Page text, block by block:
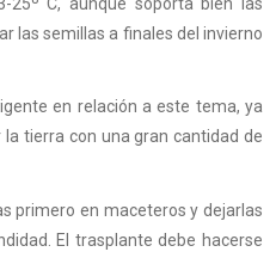
las semillas a finales del invierno
en relación a este tema, ya
tierra con una gran cantidad de
primero en maceteros y dejarlas
El trasplante debe hacerse